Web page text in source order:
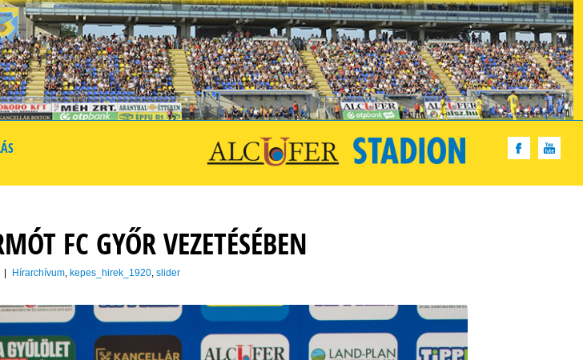
FC GYŐR VEZETÉSÉBEN
Hírarchívum, kepes_hirek_1920, slider